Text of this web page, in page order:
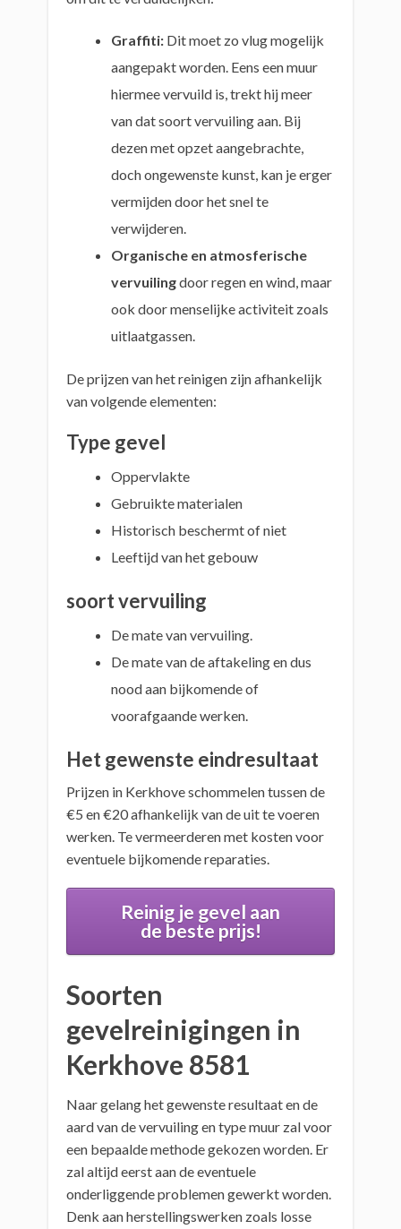
Graffiti: Dit moet zo vlug mogelijk
aangepakt worden. Eens een muur
hiermee vervuild is, trekt hij meer
van dat soort vervuiling aan. Bij
dezen met opzet aangebrachte,
doch ongewenste kunst, kan je erger
vermijden door het snel te
verwijderen.
Organische en atmosferische
vervuilingdoor regen en wind, maar
ook door menselijke activiteit zoals
uitlaatgassen.
De prijzen van het reinigen zijn afhankelijk
van volgende elementen:
Type gevel
Oppervlakte
Gebruikte materialen
Historisch beschermt of niet
Leeftijd van het gebouw
soort vervuiling
De mate van vervuiling.
De mate van de aftakeling en dus
nood aan bijkomende of
voorafgaande werken.
Het gewenste eindresultaat
Prijzen in Kerkhove schommelen tussen de
€5 en €20 afhankelijk van de uit te voeren
werken. Te vermeerderen met kosten voor
eventuele bijkomende reparaties.
Reinig je gevel aan
de beste prijs!
Soorten
gevelreinigingen in
Kerkhove 8581
Naar gelang het gewenste resultaat en de
aard van de vervuiling en type muur zal voor
een bepaalde methode gekozen worden. Er
zal altijd eerst aan de eventuele
onderliggende problemen gewerkt worden.
Denk aan herstellingswerken zoals losse